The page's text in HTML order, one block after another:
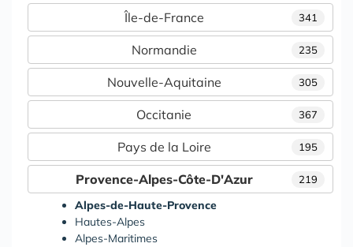
341
Île-de-France
235
Normandie
305
Nouvelle-Aquitaine
367
Occitanie
195
Pays de la Loire
219
Provence-Alpes-Côte-D'Azur
Alpes-de-Haute-Provence
Hautes-Alpes
Alpes-Maritimes